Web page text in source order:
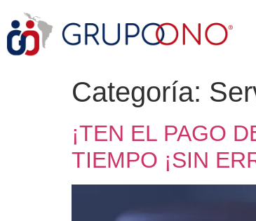
Categoría:
¡TEN EL PAGO
TIEMPO ¡SIN